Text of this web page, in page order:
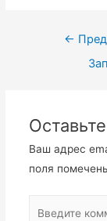
←
Ваш адрес
поля